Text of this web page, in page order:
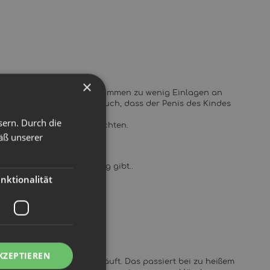
einem Mal abgeben, kommen zu wenig Einlagen an
viel saugt. Wichtig ist auch, dass der Penis des Kindes
das Ergebnis beobachten.
wo es keine Patentlösung gibt..
und anschließend ausläuft. Das passiert bei zu heißem
×
Durch die
unserer